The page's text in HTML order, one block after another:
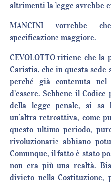
altrimenti la legge avrebbe
MANCINI vorrebbe
specificazione maggiore.
CEVOLOTTO ritiene che la
Caristia, che in questa sede
perché già contenuta
d’essere. Sebbene il
della legge penale, si sa
un’altra retroattiva, come
questo ultimo periodo,
rivoluzionarie abbiano
Comunque, il fatto è stato
non era più una realtà.
divieto nella Costituzione,